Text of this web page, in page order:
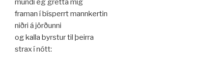
mundi ég gretta mig
framan í bísperrt mannkertin
niðri á jörðunni
og kalla byrstur til þeirra
strax í nótt: